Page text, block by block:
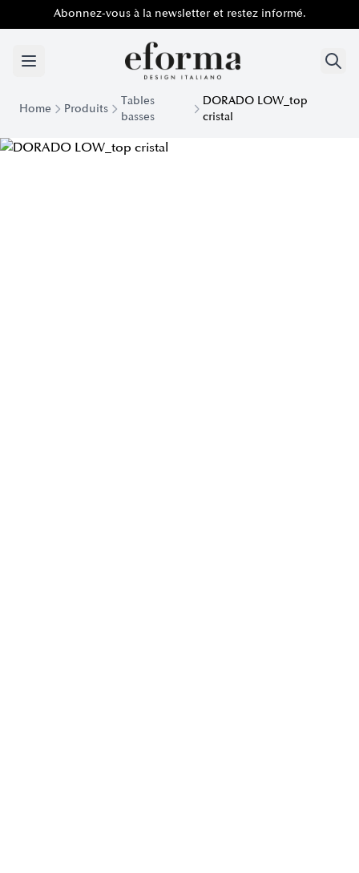
Abonnez-vous à la newsletter et restez informé.
Home Produits
Tables
basses
DORADO LOW_top
cristal
Minimal Dorado Table basse en céramique à plateau bas |